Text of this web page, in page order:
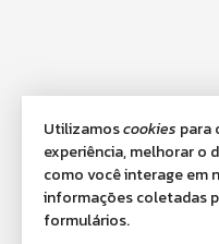
Utilizamoscookies para
experiência, melhorar o
como você interage em
informações coletadas
formulários.